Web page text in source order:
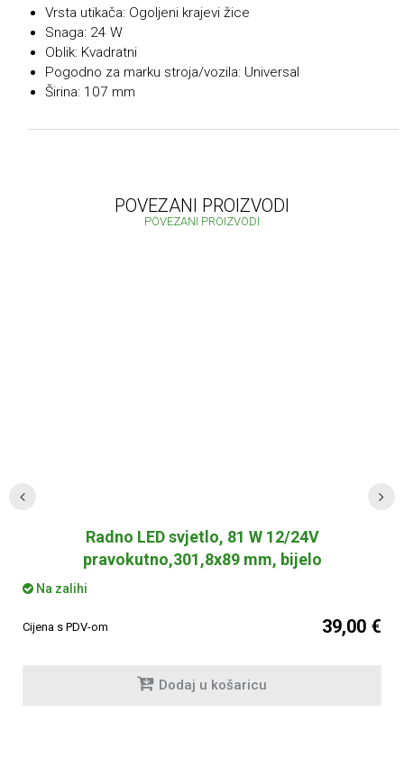
Vrsta utikača: Ogoljeni krajevi žice
Snaga: 24 W
Oblik: Kvadratni
Pogodno za marku stroja/vozila: Universal
Širina: 107 mm
POVEZANI PROIZVODI
POVEZANI PROIZVODI
Radno LED svjetlo, 81 W 12/24V
pravokutno,301,8x89 mm, bijelo
Na zalihi
Cijena s PDV-om 39,00 €
Dodaj u košaricu